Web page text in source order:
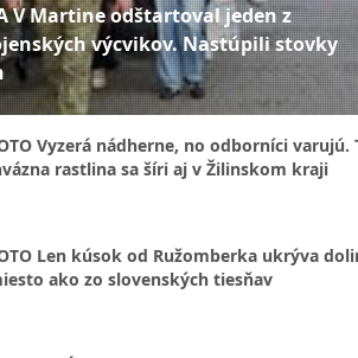
V Martine odštartoval jeden z
výcvikov. Nastúpili stovky
Vyzerá nádherne, no odborníci varujú.
rastlina sa šíri aj v Žilinskom kraji
Len kúsok od Ružomberka ukrýva
ako zo slovenských tiesňav